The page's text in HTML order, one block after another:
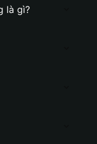
là gì?